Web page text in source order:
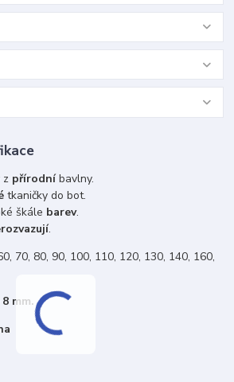
z přírodníbavlny.
tkaničky do bot.
škále barev.
.
70, 80, 90, 100, 110, 120, 130, 140, 160,
mm.